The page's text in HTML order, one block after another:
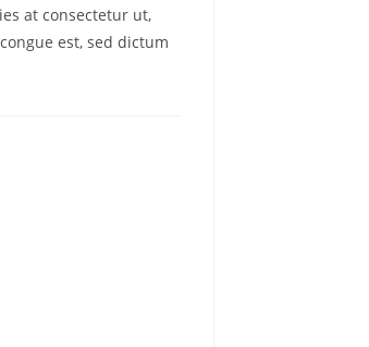
at consectetur ut,
est, sed dictum